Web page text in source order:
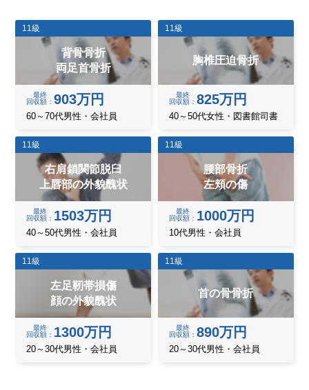
11級
背骨骨折
両足首骨折
最終
回収額
903万円
60～70代男性・会社員
11級
胸椎圧迫骨折
最終
回収額
825万円
40～50代女性・図書館司書
11級
右肩鎖関節脱臼
上唇部の外貌醜状
最終
回収額
1503万円
40～50代男性・会社員
11級
腰部骨折
左頬の傷
最終
回収額
1000万円
10代男性・会社員
11級
左足靭帯損傷
顔の外貌醜状
最終
回収額
1300万円
20～30代男性・会社員
11級
首の骨骨折
最終
回収額
890万円
20～30代男性・会社員